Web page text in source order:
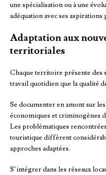
une spécialisation ou à une
adéquation avec ses aspirations
Adaptation aux
territoriales
Chaque territoire présente des
travail quotidien que la qualité
Se documenter en amont sur
économiques et criminogènes
Les problématiques
touristique diffèrent
approches adaptées.
S’intégrer dans les réseaux